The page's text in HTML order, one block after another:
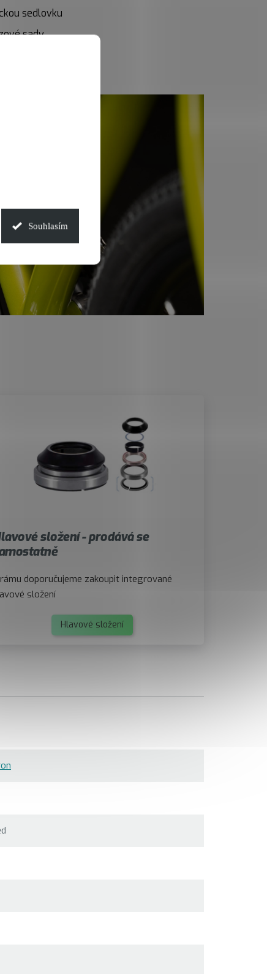
Souhlasím
sedlovku
sady
složení - prodává se
doporučujeme zakoupit integrované
složení
Hlavové složení